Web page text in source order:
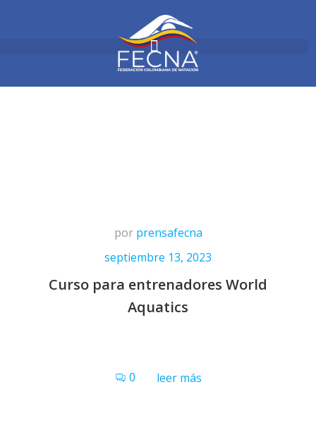
por prensafecna
septiembre 13, 2023
Curso para entrenadores World
Aquatics
0 leer más